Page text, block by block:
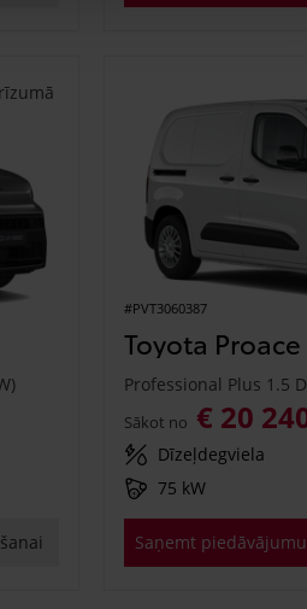
#PVT3060387
Toyota
Sākot no € 20
Dīzeļdegviela
75 kW
Saņemt piedāvājumu